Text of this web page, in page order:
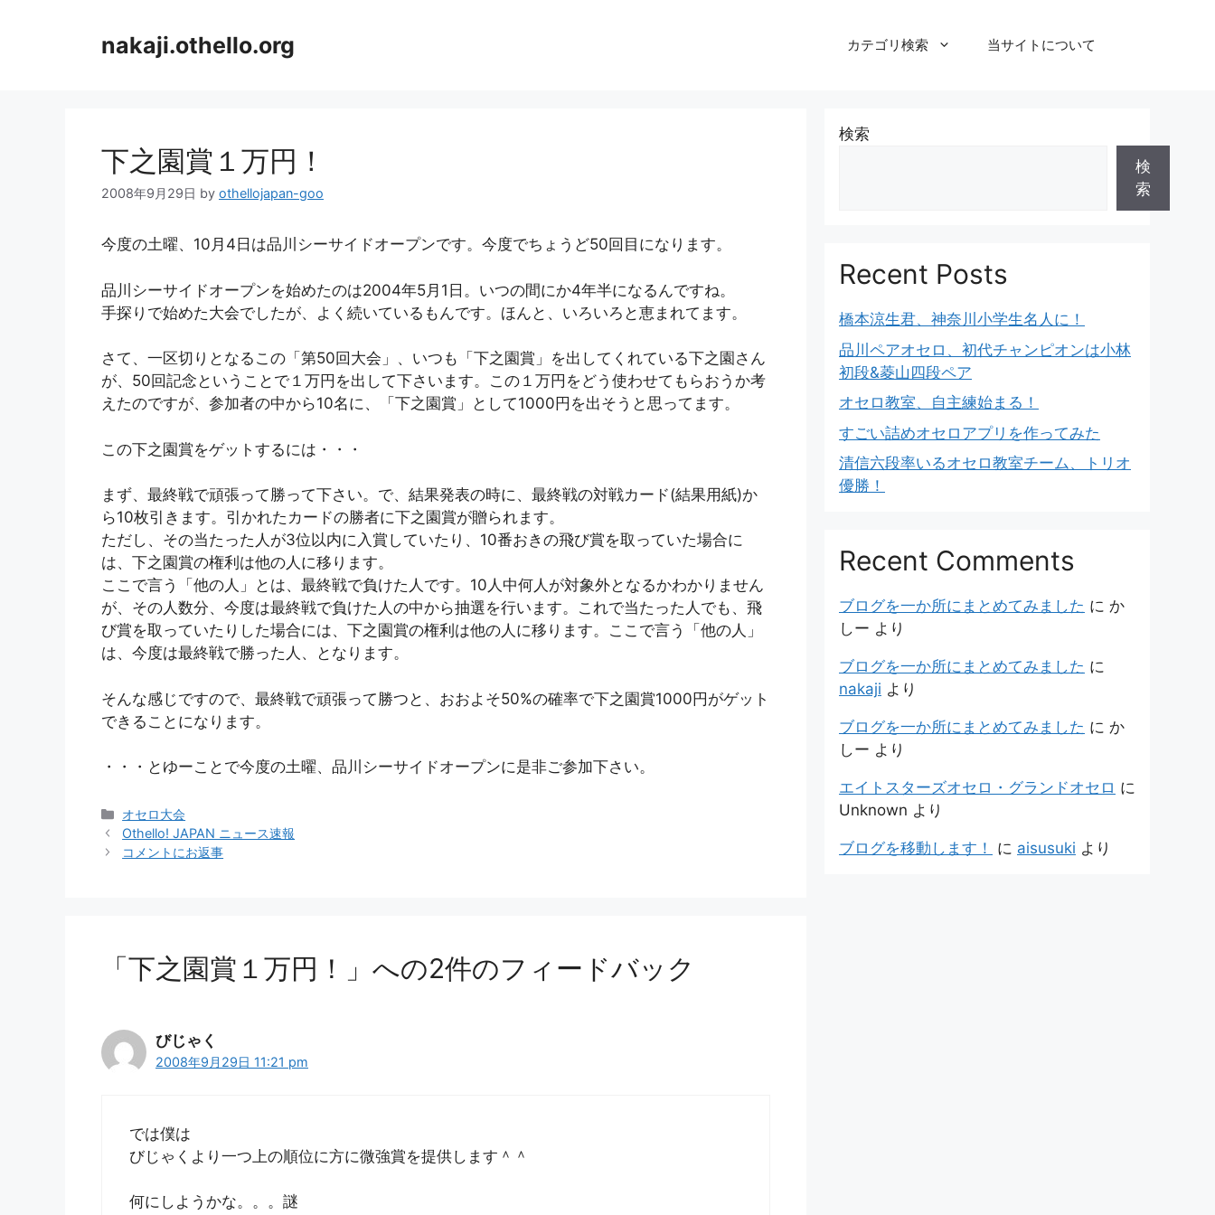
nakaji.othello.org カテゴリ検索 当サイトについて
下之園賞１万円！
2008年9月29日 by othellojapan-goo
今度の土曜、10月4日は品川シーサイドオープンです。今度でちょうど50回目になります。
品川シーサイドオープンを始めたのは2004年5月1日。いつの間にか4年半になるんですね。
手探りで始めた大会でしたが、よく続いているもんです。ほんと、いろいろと恵まれてます。
さて、一区切りとなるこの「第50回大会」、いつも「下之園賞」を出してくれている下之園さん
が、50回記念ということで１万円を出して下さいます。この１万円をどう使わせてもらおうか考
えたのですが、参加者の中から10名に、「下之園賞」として1000円を出そうと思ってます。
この下之園賞をゲットするには・・・
まず、最終戦で頑張って勝って下さい。で、結果発表の時に、最終戦の対戦カード(結果用紙)か
ら10枚引きます。引かれたカードの勝者に下之園賞が贈られます。
ただし、その当たった人が3位以内に入賞していたり、10番おきの飛び賞を取っていた場合に
は、下之園賞の権利は他の人に移ります。
ここで言う「他の人」とは、最終戦で負けた人です。10人中何人が対象外となるかわかりません
が、その人数分、今度は最終戦で負けた人の中から抽選を行います。これで当たった人でも、飛
び賞を取っていたりした場合には、下之園賞の権利は他の人に移ります。ここで言う「他の人」
は、今度は最終戦で勝った人、となります。
そんな感じですので、最終戦で頑張って勝つと、おおよそ50%の確率で下之園賞1000円がゲット
できることになります。
・・・とゆーことで今度の土曜、品川シーサイドオープンに是非ご参加下さい。
カ
テ
ゴ
オセロ大会
Othello! JAPAN ニュース速報
コメントにお返事
「下之園賞１万円！」への2件のフィードバック
びじゃく
2008年9月29日 11:21 pm
では僕は
びじゃくより一つ上の順位に方に微強賞を提供します＾＾
何にしようかな。。。謎
検索
検
索
Recent Posts
橋本涼生君、神奈川小学生名人に！
品川ペアオセロ、初代チャンピオンは小林
初段&菱山四段ペア
オセロ教室、自主練始まる！
すごい詰めオセロアプリを作ってみた
清信六段率いるオセロ教室チーム、トリオ
優勝！
Recent Comments
ブログを一か所にまとめてみました に か
しー より
ブログを一か所にまとめてみました に
nakaji より
ブログを一か所にまとめてみました に か
しー より
エイトスターズオセロ・グランドオセロ に
Unknown より
ブログを移動します！ に aisusuki より